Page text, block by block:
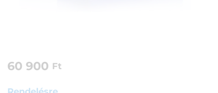
60 900 Ft